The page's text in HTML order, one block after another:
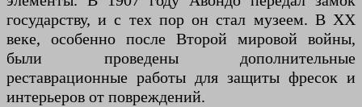
государству, и с тех пор он стал музеем. В XX
веке, особенно после Второй мировой войны,
были проведены дополнительные
реставрационные работы для защиты фресок и
интерьеров от повреждений.